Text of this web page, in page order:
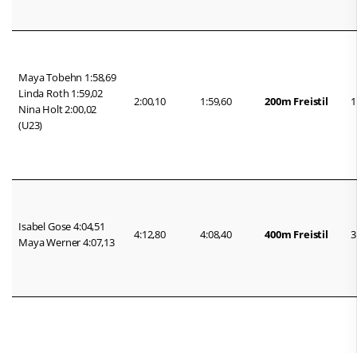
Maya Tobehn 1:58,69
Linda Roth 1:59,02
Nina Holt 2:00,02
(U23)
2:00,10 1:59,60 200m Freistil
Isabel Gose 4:04,51
Maya Werner 4:07,13
4:12,80 4:08,40 400m Freistil